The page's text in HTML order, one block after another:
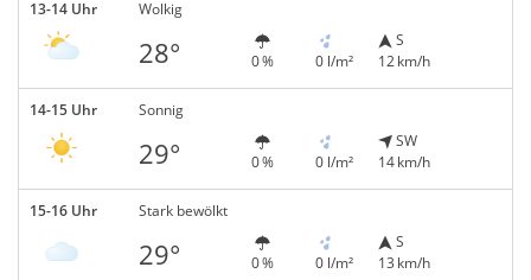
13-14 Uhr Wolkig
28° 0 % 0 l/m²
S
12 km/h
14-15 Uhr Sonnig
29° 0 % 0 l/m²
SW
14 km/h
15-16 Uhr Stark bewölkt
29° 0 % 0 l/m²
S
13 km/h